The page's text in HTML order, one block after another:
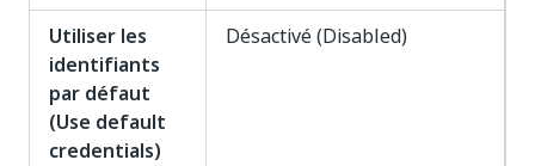
Utiliser les
identifiants
par défaut
(Use default
credentials)
Désactivé (Disabled)